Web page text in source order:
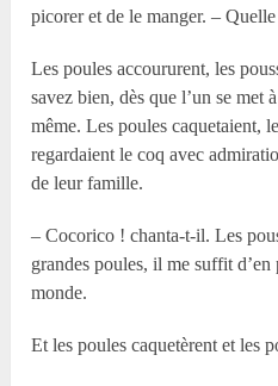
picorer et de le manger. –
Les poules accoururent, les
savez bien, dès que l’un se met
même. Les poules caquetaient,
regardaient le coq avec
de leur famille.
– Cocorico ! chanta-t-il. Les
grandes poules, il me suffit d’en
monde.
Et les poules caquetèrent et les